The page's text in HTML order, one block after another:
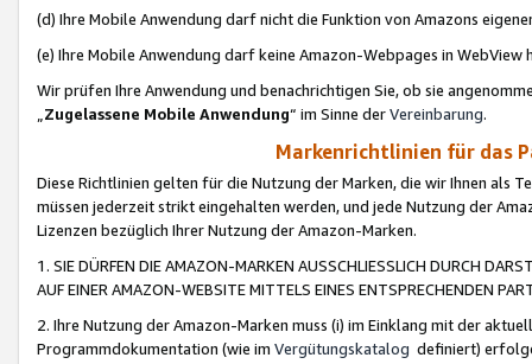
(d) Ihre Mobile Anwendung darf nicht die Funktion von Amazons
(e) Ihre Mobile Anwendung darf keine Amazon-Webpages in WebView
Wir prüfen Ihre Anwendung und benachrichtigen Sie, ob sie
„Zugelassene Mobile Anwendung“ im Sinne derVereinbarung.
Markenrichtlinien für das
Diese Richtlinien gelten für die Nutzung der Marken, die wir Ihnen als
müssen jederzeit strikt eingehalten werden, und jede Nutzung der
Lizenzen bezüglich Ihrer Nutzung der Amazon-Marken.
1. SIE DÜRFEN DIE AMAZON-MARKEN AUSSCHLIESSLICH DURCH
AUF EINER AMAZON-WEBSITE MITTELS EINES ENTSPRECHENDEN
2. Ihre Nutzung der Amazon-Marken muss (i) im Einklang mit der
Programmdokumentation (wie im Vergütungskatalog definiert)